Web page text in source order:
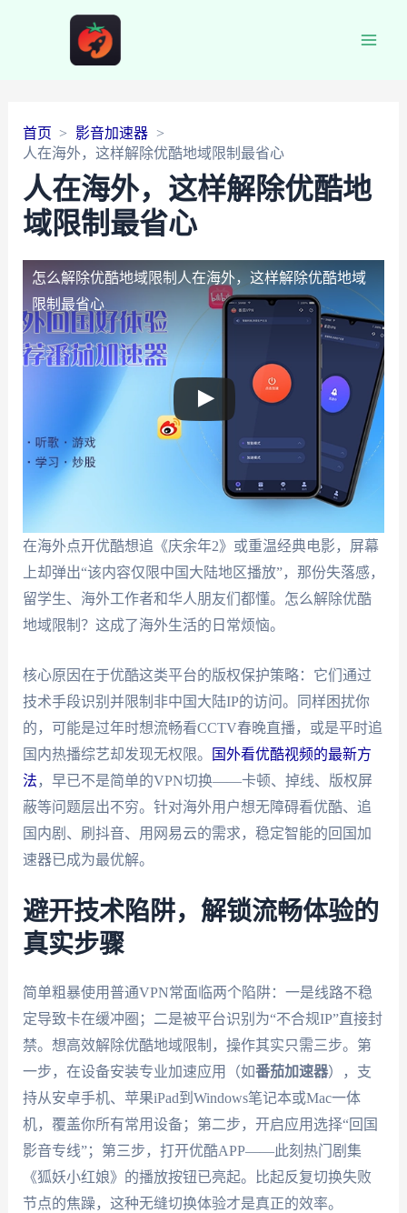
首页
影音加速器
人在海外，这样解除优酷地域限制最省心
人在海外，这样解除优酷地
域限制最省心
怎么解除优酷地域限制 人在海外，这样解除优酷地域
限制最省心
在海外点开优酷想追《庆余年2》或重温经典电影，屏幕
上却弹出“该内容仅限中国大陆地区播放”，那份失落感，
留学生、海外工作者和华人朋友们都懂。怎么解除优酷
地域限制？这成了海外生活的日常烦恼。
核心原因在于优酷这类平台的版权保护策略：它们通过
技术手段识别并限制非中国大陆IP的访问。同样困扰你
的，可能是过年时想流畅看CCTV春晚直播，或是平时追
国内热播综艺却发现无权限。
国外看优酷视频的最新方
法 ，早已不是简单的VPN切换——卡顿、掉线、版权屏
蔽等问题层出不穷。针对海外用户想无障碍看优酷、追
国内剧、刷抖音、用网易云的需求，稳定智能的回国加
速器已成为最优解。
避开技术陷阱，解锁流畅体验的
真实步骤
简单粗暴使用普通VPN常面临两个陷阱：一是线路不稳
定导致卡在缓冲圈；二是被平台识别为“不合规IP”直接封
禁。想高效解除优酷地域限制，操作其实只需三步。第
一步，在设备安装专业加速应用（如番茄加速器），支
持从安卓手机、苹果iPad到Windows笔记本或Mac一体
机，覆盖你所有常用设备；第二步，开启应用选择“回国
影音专线”；第三步，打开优酷APP——此刻热门剧集
《狐妖小红娘》的播放按钮已亮起。比起反复切换失败
节点的焦躁，这种无缝切换体验才是真正的效率。